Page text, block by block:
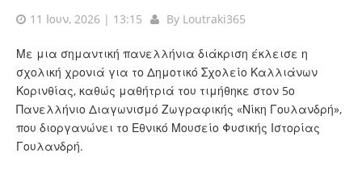
11 Ιουν, 2026 | 13:15 By Loutraki365
Με μια σημαντική πανελλήνια διάκριση έκλεισε η
σχολική χρονιά για το Δημοτικό Σχολείο Καλλιάνων
Κορινθίας, καθώς μαθήτριά του τιμήθηκε στον 5ο
Πανελλήνιο Διαγωνισμό Ζωγραφικής «Νίκη Γουλανδρή»,
που διοργανώνει το Εθνικό Μουσείο Φυσικής Ιστορίας
Γουλανδρή.